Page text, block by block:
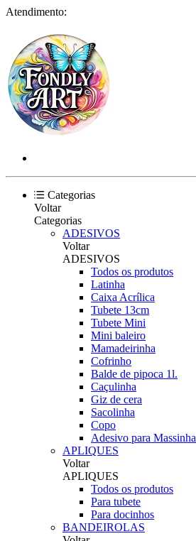
Atendimento:
Categorias
Voltar
Categorias
ADESIVOS
Voltar
ADESIVOS
Todos os produtos
Latinha
Caixa Acrílica
Tubete 13cm
Tubete Mini
Mini baleiro
Mamadeirinha
Cofrinho
Balde de pipoca 1l.
Caçulinha
Giz de cera
Sacolinha
Copo
Adesivo para
APLIQUES
Voltar
APLIQUES
Todos os produtos
Para tubete
Para docinhos
BANDEIROLAS